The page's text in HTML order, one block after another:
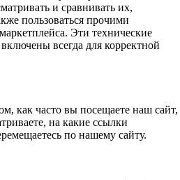
и сравнивать их,
пользоваться прочими
Эти технические
всегда для корректной
как часто вы посещаете наш сайт,
на какие ссылки
по нашему сайту.